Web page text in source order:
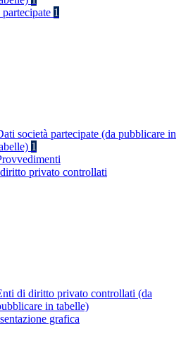
partecipate 1
società partecipate (da pubblicare in
1
privato controllati
di diritto privato controllati (da
in tabelle)
grafica